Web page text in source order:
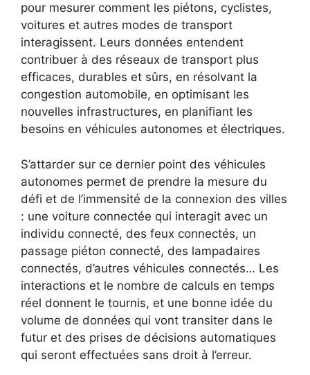
pour mesurer comment les piétons, cyclistes,
voitures et autres modes de transport
interagissent. Leurs données entendent
contribuer à des réseaux de transport plus
efficaces, durables et sûrs, en résolvant la
congestion automobile, en optimisant les
nouvelles infrastructures, en planifiant les
besoins en véhicules autonomes et électriques.
S’attarder sur ce dernier point des véhicules
autonomes permet de prendre la mesure du
défi et de l’immensité de la connexion des villes
: une voiture connectée qui interagit avec un
individu connecté, des feux connectés, un
passage piéton connecté, des lampadaires
connectés, d’autres véhicules connectés… Les
interactions et le nombre de calculs en temps
réel donnent le tournis, et une bonne idée du
volume de données qui vont transiter dans le
futur et des prises de décisions automatiques
qui seront effectuées sans droit à l’erreur.